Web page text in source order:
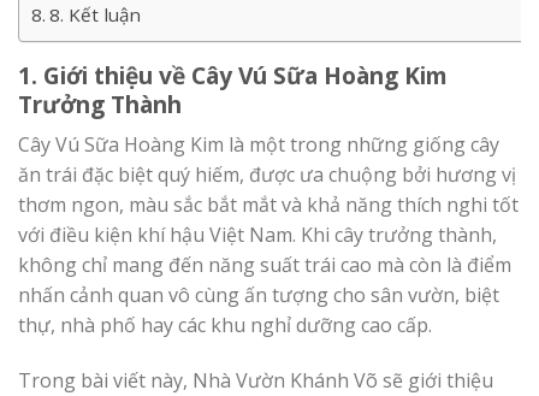
8. Kết luận
1. Giới thiệu về Cây Vú Sữa Hoàng Kim
Trưởng Thành
Cây Vú Sữa Hoàng Kim là một trong những giống cây
ăn trái đặc biệt quý hiếm, được ưa chuộng bởi hương vị
thơm ngon, màu sắc bắt mắt và khả năng thích nghi tốt
với điều kiện khí hậu Việt Nam. Khi cây trưởng thành,
không chỉ mang đến năng suất trái cao mà còn là điểm
nhấn cảnh quan vô cùng ấn tượng cho sân vườn, biệt
thự, nhà phố hay các khu nghỉ dưỡng cao cấp.
Trong bài viết này, Nhà Vườn Khánh Võ sẽ giới thiệu